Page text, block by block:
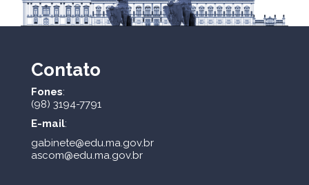
Contato
Fones:
(98) 3194-7791
E-mail:
gabinete@edu.ma.gov.br
ascom@edu.ma.gov.br